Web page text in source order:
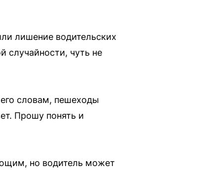
лишение водительских
случайности, чуть не
словам, пешеходы
Прошу понять и
но водитель может